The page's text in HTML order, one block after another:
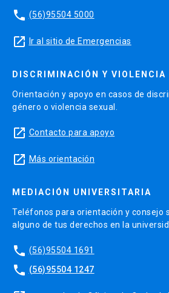
phone (56)95504 5000
launch Ir al sitio de Emergencias
DISCRIMINACIÓN Y VIOLENCIA
Orientación y apoyo en casos de
género o violencia sexual.
launch Contacto para apoyo
launch Más orientación
MEDIACIÓN UNIVERSITARIA
Teléfonos para orientación y consejo
alguno de tus derechos en la
phone (56)95504 1691
phone (56)95504 1247